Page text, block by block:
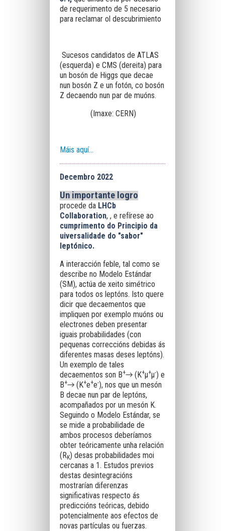
de requerimento de 5 necesario
para reclamar ol descubrimiento
Sucesos candidatos de ATLAS
(esquerda) e CMS (dereita) para
un bosón de Higgs que decae
nun bosón Z e un fotón, co bosón
Z decaendo nun par de muóns.
(Imaxe: CERN)
Máis aquí...
Decembro 2022
Un importante logro
procede da LHCb
Collaboration, , e refírese ao
cumprimento do Principio da
uiversalidade do "sabor"
leptónico.
A interacción feble, tal como se
describe no Modelo Estándar
(SM), actúa de xeito simétrico
para todos os leptóns. Isto quere
dicir que decaementos que
impliquen por exemplo muóns ou
electrones deben presentar
iguais probabilidades (con
pequenas correccións debidas ás
diferentes masas deses leptóns).
Un exemplo de tales
decaementos son B+→ (K+μ+μ-) e
B+→ (K+e+e-), nos que un mesón
B decae nun par de leptóns,
acompañados por un mesón K.
Seguindo o Modelo Estándar, se
se mide a probabilidade de
ambos procesos deberíamos
obter teóricamente unha relación
(RK) desas probabilidades moi
cercanas a 1. Estudos previos
destas desintegracións
mostrarían diferenzas
significativas respecto ás
prediccións teóricas, debido
potencialmente aos efectos de
novas partículas ou fuerzas.